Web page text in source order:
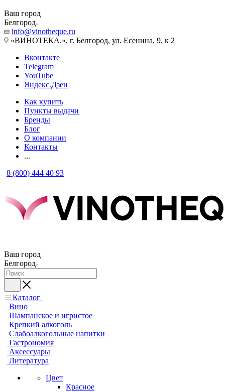
Ваш город
Белгород
info@vinotheque.ru
«ВИНОТЕКА.», г. Белгород, ул. Есенина, 9, к 2
Вконтакте
Telegram
YouTube
Яндекс.Дзен
Как купить
Пункты выдачи
Бренды
Блог
О компании
Контакты
...
8 (800) 444 40 93
Ваш город
Белгород
Каталог
Вино
Шампанское и игристое
Крепкий алкоголь
Слабоалкогольные напитки
Гастрономия
Аксессуары
Литература
Цвет
Красное